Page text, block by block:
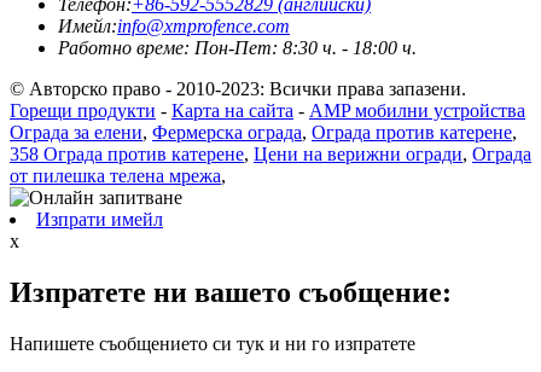
Телефон:+86-592-5552829 (английски)
Имейл:info@xmprofence.com
Работно време: Пон-Пет: 8:30 ч. - 18:00 ч.
© Авторско право - 2010-2023: Всички права запазени.
Горещи продукти - Карта на сайта - AMP мобилни устройства
Ограда за елени, Фермерска ограда, Ограда против катерене,
358 Ограда против катерене, Цени на верижни огради, Ограда
от пилешка телена мрежа,
Изпрати имейл
x
Изпратете ни вашето съобщение:
Напишете съобщението си тук и ни го изпратете